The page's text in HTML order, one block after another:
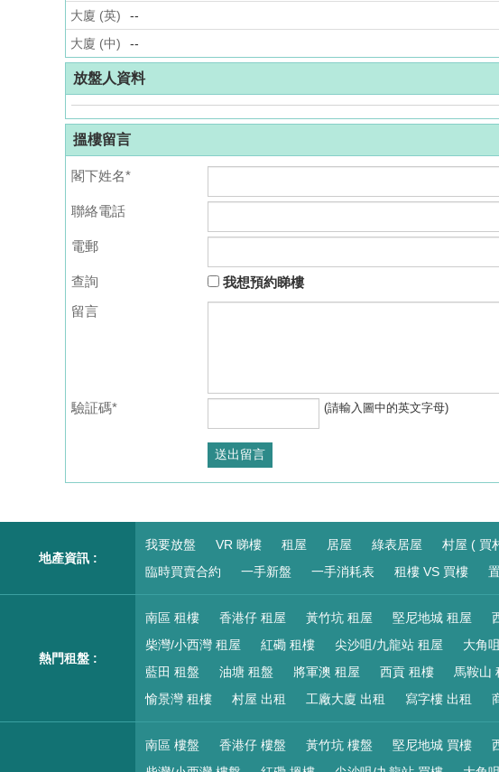
大廈 (英)
--
大廈 (中)
--
放盤人資料
搵樓留言
閣下姓名*
聯絡電話
電郵
查詢
我想預約睇樓
留言
驗証碼* (請輸入圖中的英文字母)
地產資訊 :
我要放盤 VR 睇樓 租屋 居屋 綠表居屋 村屋 ( 買
臨時買賣合約
一手新盤 一手消耗表 租樓 VS 買樓
熱門租盤 :
南區 租樓 香港仔 租屋 黃竹坑 租屋 堅尼地城 租屋
柴灣/小西灣 租屋
紅磡 租樓 尖沙咀/九龍站 租屋 大角
藍田 租盤
油塘 租盤 將軍澳 租屋 西貢 租樓 馬鞍山
愉景灣 租樓
村屋 出租 工廠大廈 出租 寫字樓 出租
南區 樓盤 香港仔 樓盤 黃竹坑 樓盤 堅尼地城 買樓